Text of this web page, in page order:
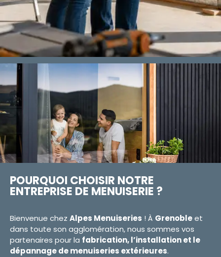
POURQUOI CHOISIR NOTRE
ENTREPRISE DE MENUISERIE ?
Bienvenue chez Alpes Menuiseries ! À Grenobleet
dans toute son agglomération, nous sommes vos
partenaires pour la fabrication, l’installation et le
dépannage de menuiseries extérieures.